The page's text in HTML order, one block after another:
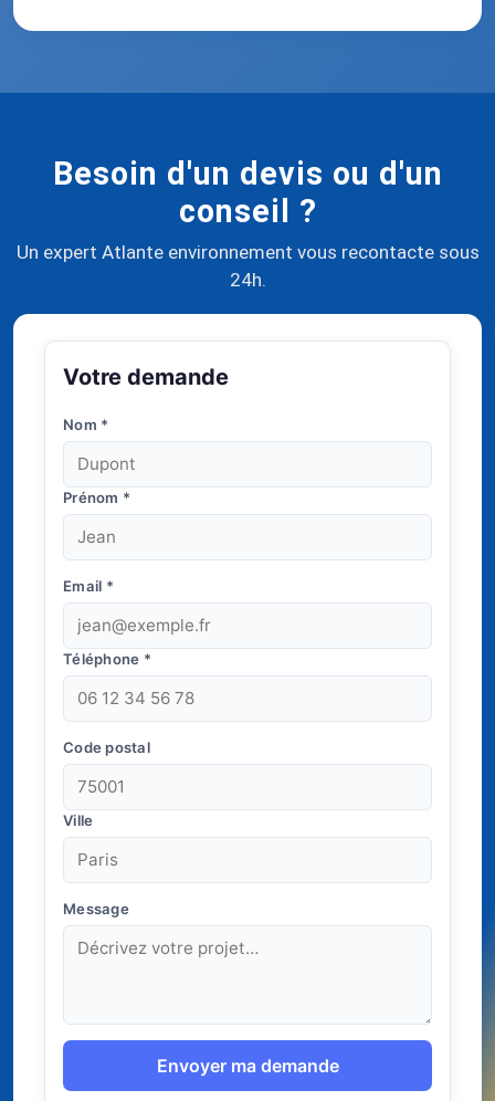
Besoin d'un devis ou d'un
conseil ?
Un expert Atlante environnement vous recontacte sous
24h.
Votre demande
Nom *
Prénom *
Email *
Téléphone *
Code postal
Ville
Message
Envoyer ma demande